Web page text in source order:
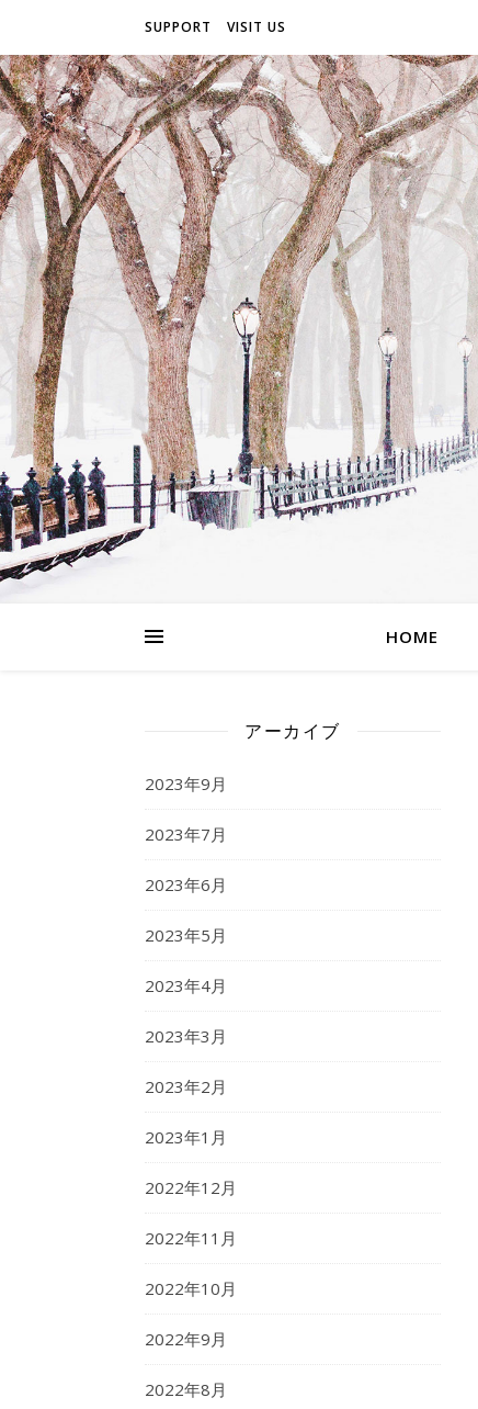
SUPPORT VISIT US
HOME
アーカイブ
2023年9月
2023年7月
2023年6月
2023年5月
2023年4月
2023年3月
2023年2月
2023年1月
2022年12月
2022年11月
2022年10月
2022年9月
2022年8月